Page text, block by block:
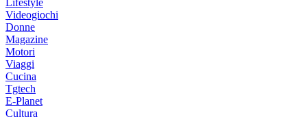
Videogiochi
Donne
Magazine
Motori
Viaggi
Cucina
Tgtech
E-Planet
Cultura